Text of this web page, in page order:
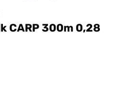
CARP 300m 0,28